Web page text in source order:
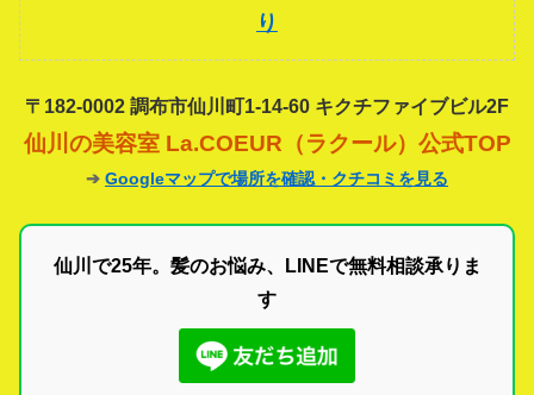
り
〒182-0002 調布市仙川町1-14-60 キクチファイブビル2F
仙川の美容室 La.COEUR（ラクール）公式TOP
➔ Googleマップで場所を確認・クチコミを見る
仙川で25年。髪のお悩み、LINEで無料相談承りま
す